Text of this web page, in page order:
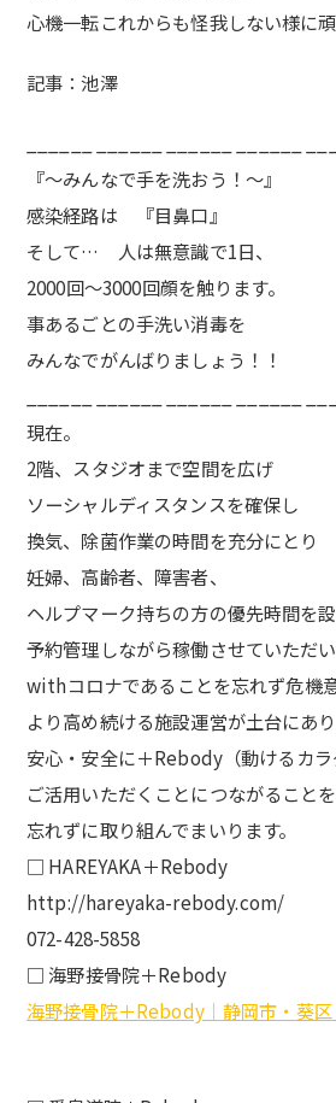
心機一転これからも怪我しない様に頑
記事：池澤
『〜みんなで手を洗おう！〜』
感染経路は 『目鼻口』
そして… 人は無意識で1日、
2000回〜3000回顔を触ります。
事あるごとの手洗い消毒を
みんなでがんばりましょう！！
現在。
2階、スタジオまで空間を広げ
ソーシャルディスタンスを確保し
換気、除菌作業の時間を充分にとり
妊婦、高齢者、障害者、
ヘルプマーク持ちの方の優先時間を
予約管理しながら稼働させていただい
withコロナであることを忘れず危機
より高め続ける施設運営が土台にあり
安心・安全に＋Rebody（動けるカ
ご活用いただくことにつながることを
忘れずに取り組んでまいります。
□ HAREYAKA＋Rebody
http://hareyaka-rebody.com/
072-428-5858
□ 海野接骨院＋Rebody
海野接骨院＋Rebody｜静岡市・葵